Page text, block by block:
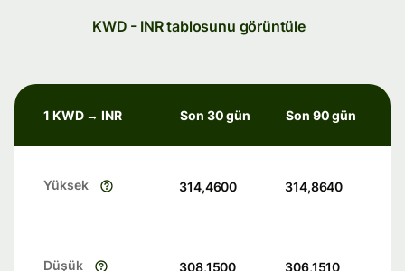
KWD - INR tablosunu görüntüle
1 KWD → INR Son 30 gün Son 90 gün
Yüksek 314,4600 314,8640
Düşük 308,1500 306,1510